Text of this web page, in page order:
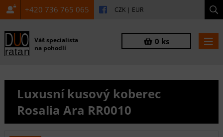
+420 736 765 065 CZK | EUR
Váš specialista
na pohodlí
0 ks
Luxusní kusový koberec
Rosalia Ara RR0010